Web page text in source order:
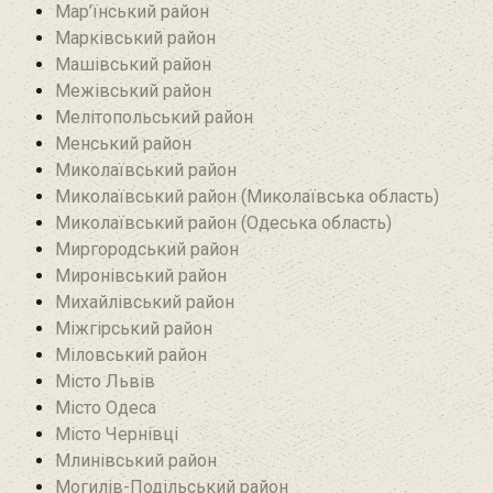
Мар’їнський район‎
Марківський район
Машівський район‎
Межівський район
Мелітопольський район
Менський район
Миколаївський район
Миколаївський район (Миколаївська область)
Миколаївський район (Одеська область)
Миргородський район
Миронівський район
Михайлівський район‎
Міжгірський район
Міловський район‎
Місто Львів
Місто Одеса
Місто Чернівці
Млинівський район‎
Могилів-Подільський район